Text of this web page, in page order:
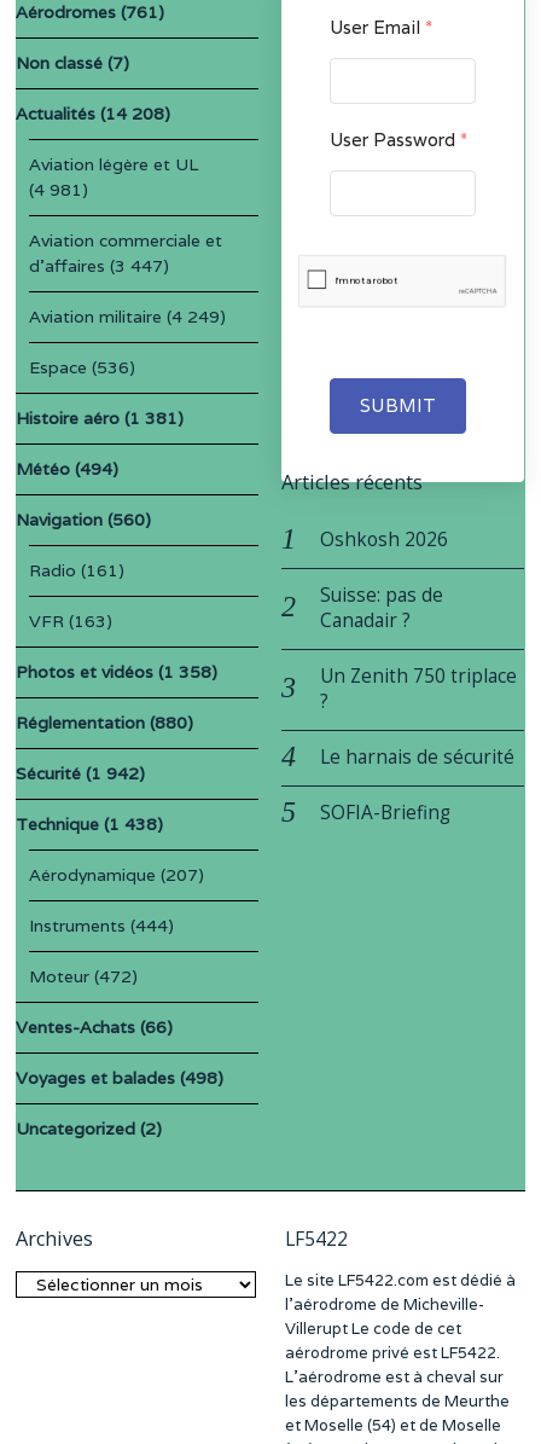
User Email *
User Password *
SUBMIT
Aérodromes (761)
Non classé (7)
Actualités (14 208)
Aviation légère et UL
(4 981)
Aviation commerciale et
d'affaires (3 447)
Aviation militaire (4 249)
Espace (536)
Histoire aéro (1 381)
Météo (494)
Navigation (560)
Radio (161)
VFR (163)
Photos et vidéos (1 358)
Réglementation (880)
Sécurité (1 942)
Technique (1 438)
Aérodynamique (207)
Instruments (444)
Moteur (472)
Ventes-Achats (66)
Voyages et balades (498)
Uncategorized (2)
Articles récents
Oshkosh 2026
Suisse: pas de
Canadair ?
Un Zenith 750 triplace
?
Le harnais de sécurité
SOFIA-Briefing
Archives
Archives
LF5422
Le site LF5422.com est dédié à
l’aérodrome de Micheville-
Villerupt Le code de cet
aérodrome privé est LF5422.
L’aérodrome est à cheval sur
les départements de Meurthe
et Moselle (54) et de Moselle